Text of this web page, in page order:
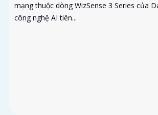
mạng thuộc dòng WizSense 3 Series của
công nghệ AI tiên...